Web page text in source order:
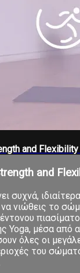
and Flexibility
and
συχνά,
νιώθεις το
Yoga, μέσα από
όλες οι
του